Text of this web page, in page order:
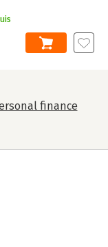
finance